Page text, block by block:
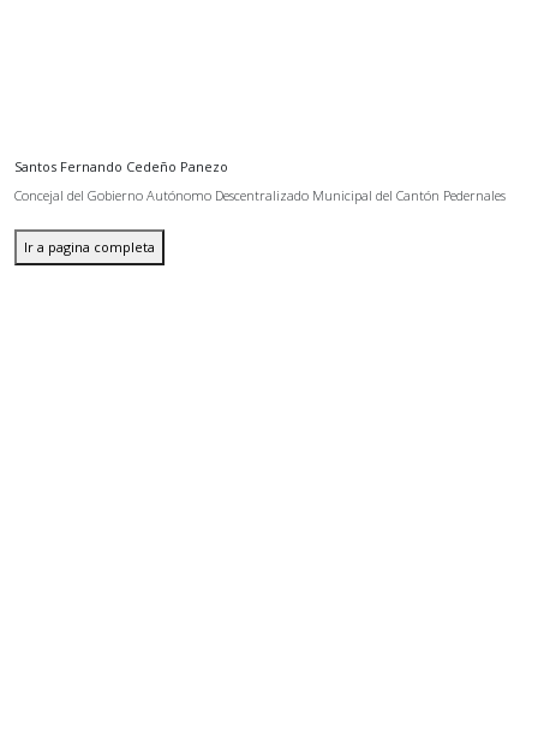
Santos Fernando Cedeño Panezo
Concejal del Gobierno Autónomo Descentralizado Municipal del Cantón Pedernales
Ir a pagina completa